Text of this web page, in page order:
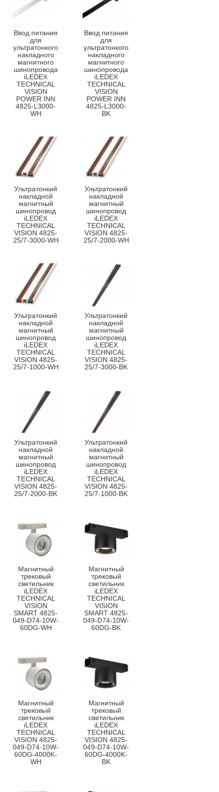
Ввод питания
для
ультратонкого
накладного
магнитного
шинопровода
iLEDEX
TECHNICAL
VISION
POWER INN
4825-L3000-
WH
Ввод питания
для
ультратонкого
накладного
магнитного
шинопровода
iLEDEX
TECHNICAL
VISION
POWER INN
4825-L3000-
BK
Ультратонкий
накладной
магнитный
шинопровод
iLEDEX
TECHNICAL
VISION 4825-
25/7-3000-WH
Ультратонкий
накладной
магнитный
шинопровод
iLEDEX
TECHNICAL
VISION 4825-
25/7-2000-WH
Ультратонкий
накладной
магнитный
шинопровод
iLEDEX
TECHNICAL
VISION 4825-
25/7-1000-WH
Ультратонкий
накладной
магнитный
шинопровод
iLEDEX
TECHNICAL
VISION 4825-
25/7-3000-BK
Ультратонкий
накладной
магнитный
шинопровод
iLEDEX
TECHNICAL
VISION 4825-
25/7-2000-BK
Ультратонкий
накладной
магнитный
шинопровод
iLEDEX
TECHNICAL
VISION 4825-
25/7-1000-BK
Магнитный
трековый
светильник
iLEDEX
TECHNICAL
VISION
SMART 4825-
049-D74-10W-
60DG-WH
Магнитный
трековый
светильник
iLEDEX
TECHNICAL
VISION
SMART 4825-
049-D74-10W-
60DG-BK
Магнитный
трековый
светильник
iLEDEX
TECHNICAL
VISION 4825-
049-D74-10W-
60DG-4000K-
WH
Магнитный
трековый
светильник
iLEDEX
TECHNICAL
VISION 4825-
049-D74-10W-
60DG-4000K-
BK